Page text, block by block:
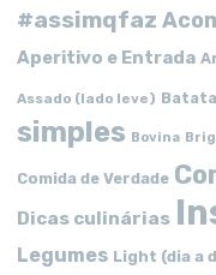
#assimqfaz
Aperitivo e Entrada
Assado (lado leve) Batata
simples Bovina
Comida de Verdade
Dicas culinárias
Legumes Light (dia a